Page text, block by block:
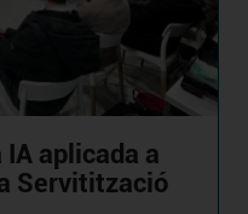
aplicada a
Servitització